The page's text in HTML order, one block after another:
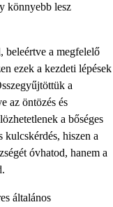
könnyebb lesz
beleértve a megfelelő
ezek a kezdeti lépések
a
az öntözés és
a bőséges
kulcskérdés, hiszen a
óvhatod, hanem a
általános